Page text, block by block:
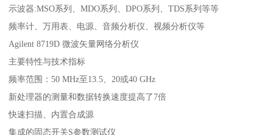
示波器:MSO系列、MDO系列、DPO系列、TDS系列等等
频率计、万用表、电源、音频分析仪、视频分析仪等
Agilent 8719D 微波矢量网络分析仪
主要特性与技术指标
频率范围：50 MHz至13.5、20或40 GHz
新处理器的测量和数据转换速度提高了7倍
快速扫描、内置合成源
集成的固态开关S参数测试仪